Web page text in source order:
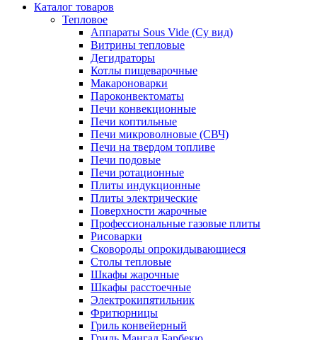
Каталог товаров
Тепловое
Аппараты Sous Vide (Су вид)
Витрины тепловые
Дегидраторы
Котлы пищеварочные
Макароноварки
Пароконвектоматы
Печи конвекционные
Печи коптильные
Печи микроволновые (СВЧ)
Печи на твердом топливе
Печи подовые
Печи ротационные
Плиты индукционные
Плиты электрические
Поверхности жарочные
Профессиональные газовые плиты
Рисоварки
Сковороды опрокидывающиеся
Столы тепловые
Шкафы жарочные
Шкафы расстоечные
Электрокипятильник
Фритюрницы
Гриль конвейерный